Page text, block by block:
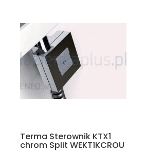
Terma Sterownik KTX1
chrom Split WEKT1KCROU